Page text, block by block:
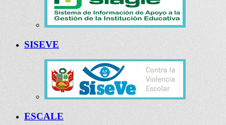
SISEVE
ESCALE